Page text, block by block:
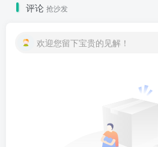
评论 抢沙发
欢迎您留下宝贵的见解！